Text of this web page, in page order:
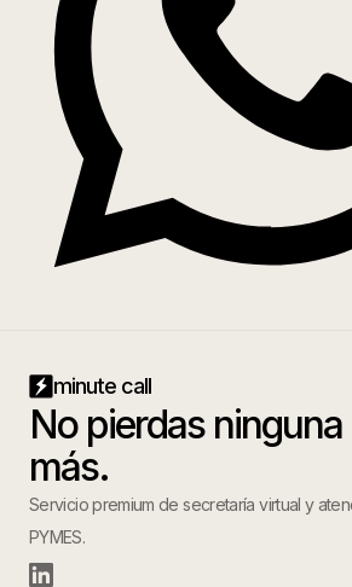
minute call
No pierdas
más.
Servicio premium de secretaría virtual y
PYMES.